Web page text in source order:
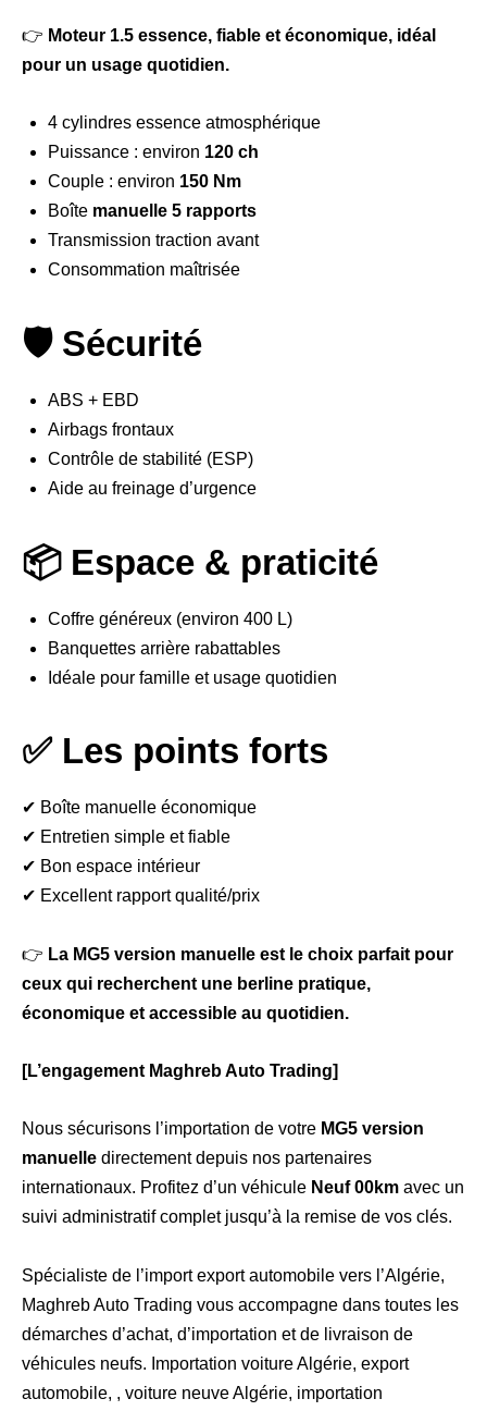
👉 Moteur 1.5 essence, fiable et économique, idéal
pour un usage quotidien.
4 cylindres essence atmosphérique
Puissance : environ 120 ch
Couple : environ 150 Nm
Boîte manuelle 5 rapports
Transmission traction avant
Consommation maîtrisée
🛡️ Sécurité
ABS + EBD
Airbags frontaux
Contrôle de stabilité (ESP)
Aide au freinage d’urgence
📦 Espace & praticité
Coffre généreux (environ 400 L)
Banquettes arrière rabattables
Idéale pour famille et usage quotidien
✅ Les points forts
✔ Boîte manuelle économique
✔ Entretien simple et fiable
✔ Bon espace intérieur
✔ Excellent rapport qualité/prix
👉 La MG5 version manuelle est le choix parfait pour
ceux qui recherchent une berline pratique,
économique et accessible au quotidien.
[L’engagement Maghreb Auto Trading]
Nous sécurisons l’importation de votre MG5 version
manuelle directement depuis nos partenaires
internationaux. Profitez d’un véhicule Neuf 00km avec un
suivi administratif complet jusqu’à la remise de vos clés.
Spécialiste de l’import export automobile vers l’Algérie,
Maghreb Auto Trading vous accompagne dans toutes les
démarches d’achat, d’importation et de livraison de
véhicules neufs. Importation voiture Algérie, export
automobile, , voiture neuve Algérie, importation